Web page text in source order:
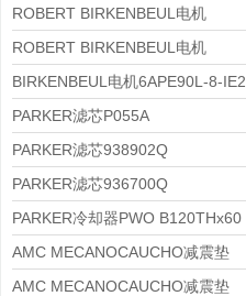
8APE100L-2 IE3
ROBERT BIRKENBEUL电机
8APE90S-4 IE3
ROBERT BIRKENBEUL电机
8APE80M-2K-IE3
BIRKENBEUL电机6APE90L-8-IE2
PARKER滤芯P055A
PARKER滤芯938902Q
PARKER滤芯936700Q
PARKER冷却器PWO B120THx60
AMC MECANOCAUCHO减震垫
138552
AMC MECANOCAUCHO减震垫